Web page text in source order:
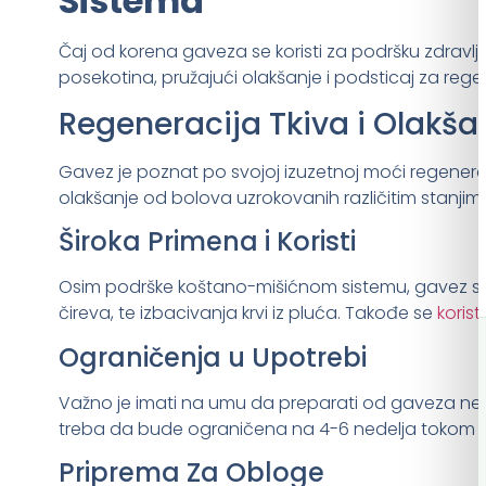
Čaj od korena gaveza se koristi za podršku
posekotina, pružajući olakšanje i podsticaj za
Regeneracija Tkiva i
Gavez je poznat po svojoj izuzetnoj moći
olakšanje od bolova uzrokovanih različitim
Široka Primena i Koristi
Osim podrške koštano-mišićnom sistemu, gavez
čireva, te izbacivanja krvi iz pluća. Takođe se
Ograničenja u Upotrebi
Važno je imati na umu da preparati od gaveza
treba da bude ograničena na 4-6 nedelja tokom
Priprema Za Obloge